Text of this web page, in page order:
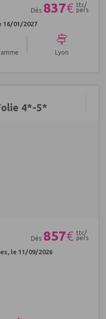
Dès 837€ ttc/
pers
16/01/2027
Lyon
4*-5*
Dès 857€ ttc/
pers
le 11/09/2026